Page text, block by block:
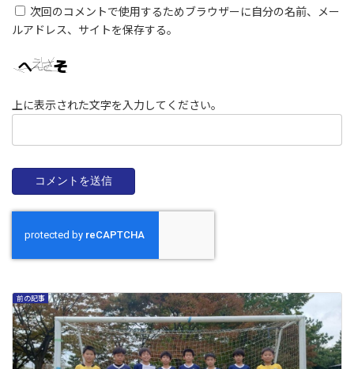
次回のコメントで使用するためブラウザーに自分の名前、メー
ルアドレス、サイトを保存する。
上に表示された文字を入力してください。
前の記事